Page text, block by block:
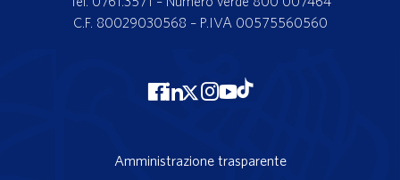
C.F. 80029030568 – P.IVA 00575560560
Amministrazione trasparente